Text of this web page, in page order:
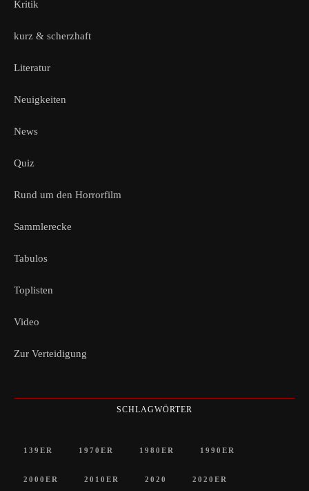
Kritik
kurz & scherzhaft
Literatur
Neuigkeiten
News
Quiz
Rund um den Horrorfilm
Sammlerecke
Tabulos
Toplisten
Video
Zur Verteidigung
SCHLAGWÖRTER
139ER 1970ER 1980ER 1990ER
2000ER 2010ER 2020 2020ER